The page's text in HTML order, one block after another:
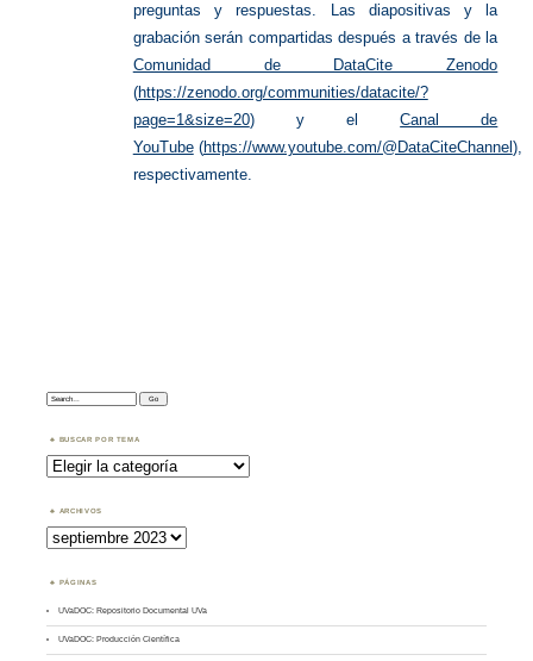
preguntas y respuestas. Las diapositivas y la
grabación serán compartidas después a través de la
Comunidad de DataCite Zenodo
(https://zenodo.org/communities/datacite/?
page=1&size=20) y elCanal de
YouTube(https://www.youtube.com/@DataCiteChannel ),
respectivamente.
Search:
BUSCAR POR TEMA
Buscar
por
Tema
ARCHIVOS
Archivos
PÁGINAS
UVaDOC: Repositorio Documental UVa
UVaDOC: Producción Científica